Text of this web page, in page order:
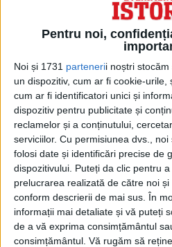
Pentru noi,
Noi și 1731 partenerii noștri
un dispozitiv, cum ar fi cookie-urile,
cum ar fi identificatori unici și
dispozitiv pentru publicitate și
reclamelor și a conținutului,
serviciilor. Cu permisiunea dvs.,
folosi date și identificări precise de
dispozitivului. Puteți da clic pentru
prelucrarea realizată de către noi
conform descrierii de mai sus. În
informații mai detaliate și vă puteți
de a vă exprima consimțământul
consimțământul. Vă rugăm să
ARTICOLE ONLINE
Bătălia de la Actium. Victoria
lui Marc Antoniu și ale
În bătălia de la Actium, în largul
liderul roman